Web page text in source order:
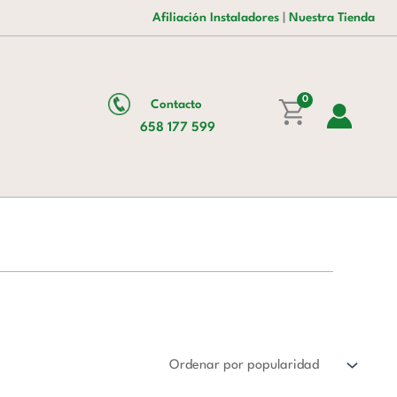
Afiliación Instaladores Nuestra Tienda
Contacto
658 177 599
0